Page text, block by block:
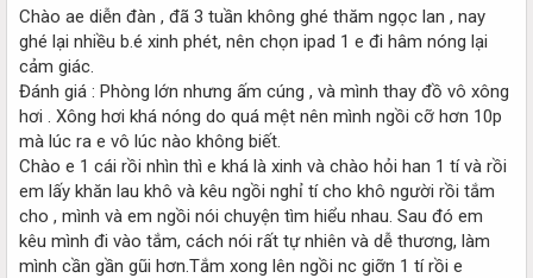
a
t
e
r
e
Chào ae diễn đàn , đã 3 tuần không ghé thăm ngọc lan , nay
ghé lại nhiều b.é xinh phét, nên chọn ipad 1 e đi hâm nóng lại
cảm giác.
Đánh giá : Phòng lớn nhưng ấm cúng , và mình thay đồ vô xông
hơi . Xông hơi khá nóng do quá mệt nên mình ngồi cỡ hơn 10p
mà lúc ra e vô lúc nào không biết.
Chào e 1 cái rồi nhìn thì e khá là xinh và chào hỏi han 1 tí và rồi
em lấy khăn lau khô và kêu ngồi nghỉ tí cho khô người rồi tắm
cho , mình và em ngồi nói chuyện tìm hiểu nhau. Sau đó em
kêu mình đi vào tắm, cách nói rất tự nhiên và dễ thương, làm
mình cần gần gũi hơn.Tắm xong lên ngồi nc giỡn 1 tí rồi e